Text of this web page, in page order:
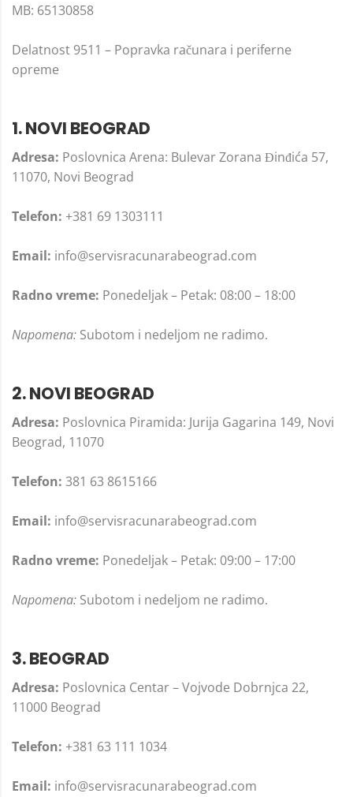
MB: 65130858
Delatnost 9511 – Popravka računara i periferne
opreme
1. NOVI BEOGRAD
Adresa: Poslovnica Arena: Bulevar Zorana Đinđića 57,
11070, Novi Beograd
Telefon: +381 69 1303111
Email: info@servisracunarabeograd.com
Radno vreme: Ponedeljak – Petak: 08:00 – 18:00
Napomena: Subotom i nedeljom ne radimo.
2. NOVI BEOGRAD
Adresa: Poslovnica Piramida: Jurija Gagarina 149, Novi
Beograd, 11070
Telefon: 381 63 8615166
Email: info@servisracunarabeograd.com
Radno vreme: Ponedeljak – Petak: 09:00 – 17:00
Napomena: Subotom i nedeljom ne radimo.
3. BEOGRAD
Adresa: Poslovnica Centar – Vojvode Dobrnjca 22,
11000 Beograd
Telefon: +381 63 111 1034
Email: info@servisracunarabeograd.com